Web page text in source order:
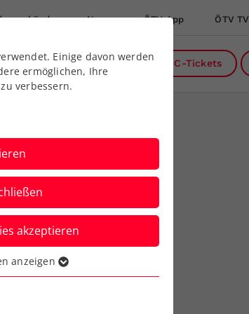
News ÖTV App ÖTV TV
Über uns Kreise DC-Tickets
Einige davon werden
ermöglichen, Ihre
verbessern.
akzeptieren
Funktionen der
dass die Webseite
anzeigen